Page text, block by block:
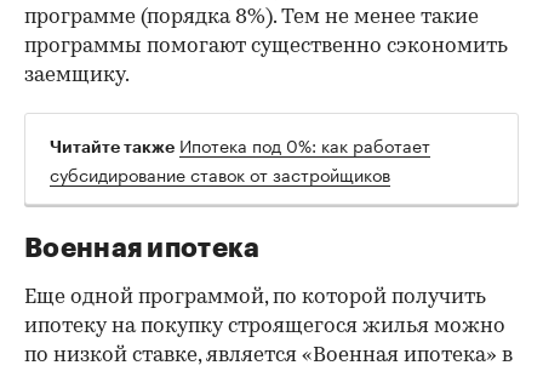
программе (порядка 8%). Тем не менее такие
программы помогают существенно сэкономить
заемщику.
Читайте также Ипотека под 0%: как работает
субсидирование ставок от застройщиков
Военная ипотека
Еще одной программой, по которой получить
ипотеку на покупку строящегося жилья можно
по низкой ставке, является «Военная ипотека» в